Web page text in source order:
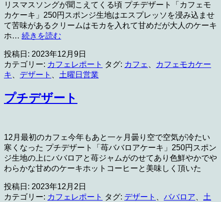
リスマスソングが聞こえてくる頃 プチデザート「カフェモ
カケーキ」250円スポンジ生地はエスプレッソを浸み込ませ
て苦味があるクリームはモカを入れて甘めだが大人のケーキ
ホ… 続きを読む
デ
ザ
ー
投稿日: 2023年12月9日
カテゴリー: カフェレポート タグ: カフェ 、
カフェモカケー
キ 、 デザート 、 土曜日営業
プチデザート
12月最初のカフェ今年もあと一ヶ月曇り空で空気が冷たい
寒くなった プチデザート「苺ババロアケーキ」250円スポン
ジ生地の上にババロアと苺ジャムがのせてあり色鮮やかでや
わらかな甘めのケーキホットコーヒーと美味しく頂いた
投稿日: 2023年12月2日
カテゴリー: カフェレポート タグ: デザート ババロア
土